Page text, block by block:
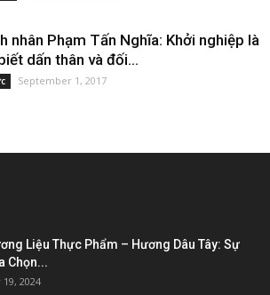
nhân Phạm Tấn Nghĩa: Khởi nghiệp là
dấn thân và đối...
September 1, 2017
Liệu Thực Phẩm – Hương Dâu Tây: Sự
Chọn...
19, 2024